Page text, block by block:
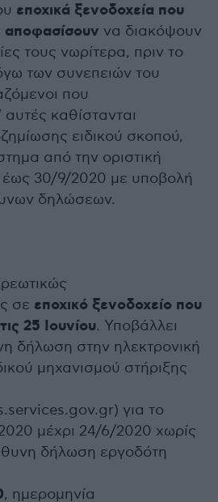
εποχικά ξενοδοχεία που
αποφασίσουν να διακόψουν
τους νωρίτερα, πριν το
των συνεπειών του
που
καθίστανται
ειδικού σκοπού,
από την οριστική
έως 30/9/2020 με υποβολή
δηλώσεων.
σε εποχικό ξενοδοχείο που
25 Ιουνίου. Υποβάλλει
δήλωση στην ηλεκτρονική
μηχανισμού στήριξης
για το
μέχρι 24/6/2020 χωρίς
δήλωση εργοδότη
, ημερομηνία